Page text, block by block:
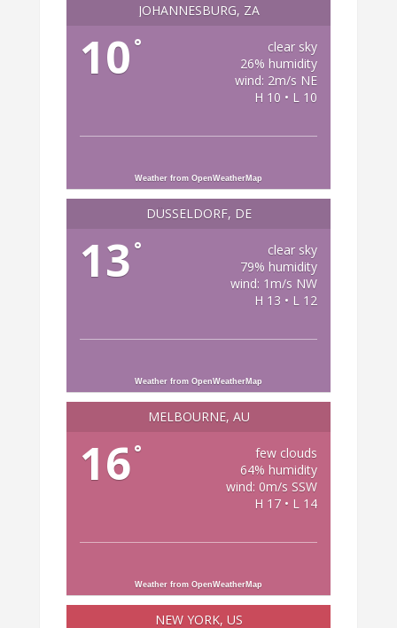
JOHANNESBURG, ZA
10 °
clear sky
26% humidity
wind: 2m/s NE
H 10 • L 10
Weather from OpenWeatherMap
DÜSSELDORF, DE
13 °
clear sky
79% humidity
wind: 1m/s NW
H 13 • L 12
Weather from OpenWeatherMap
MELBOURNE, AU
16°
few clouds
64% humidity
wind: 0m/s SSW
H 17 • L 14
Weather from OpenWeatherMap
NEW YORK, US